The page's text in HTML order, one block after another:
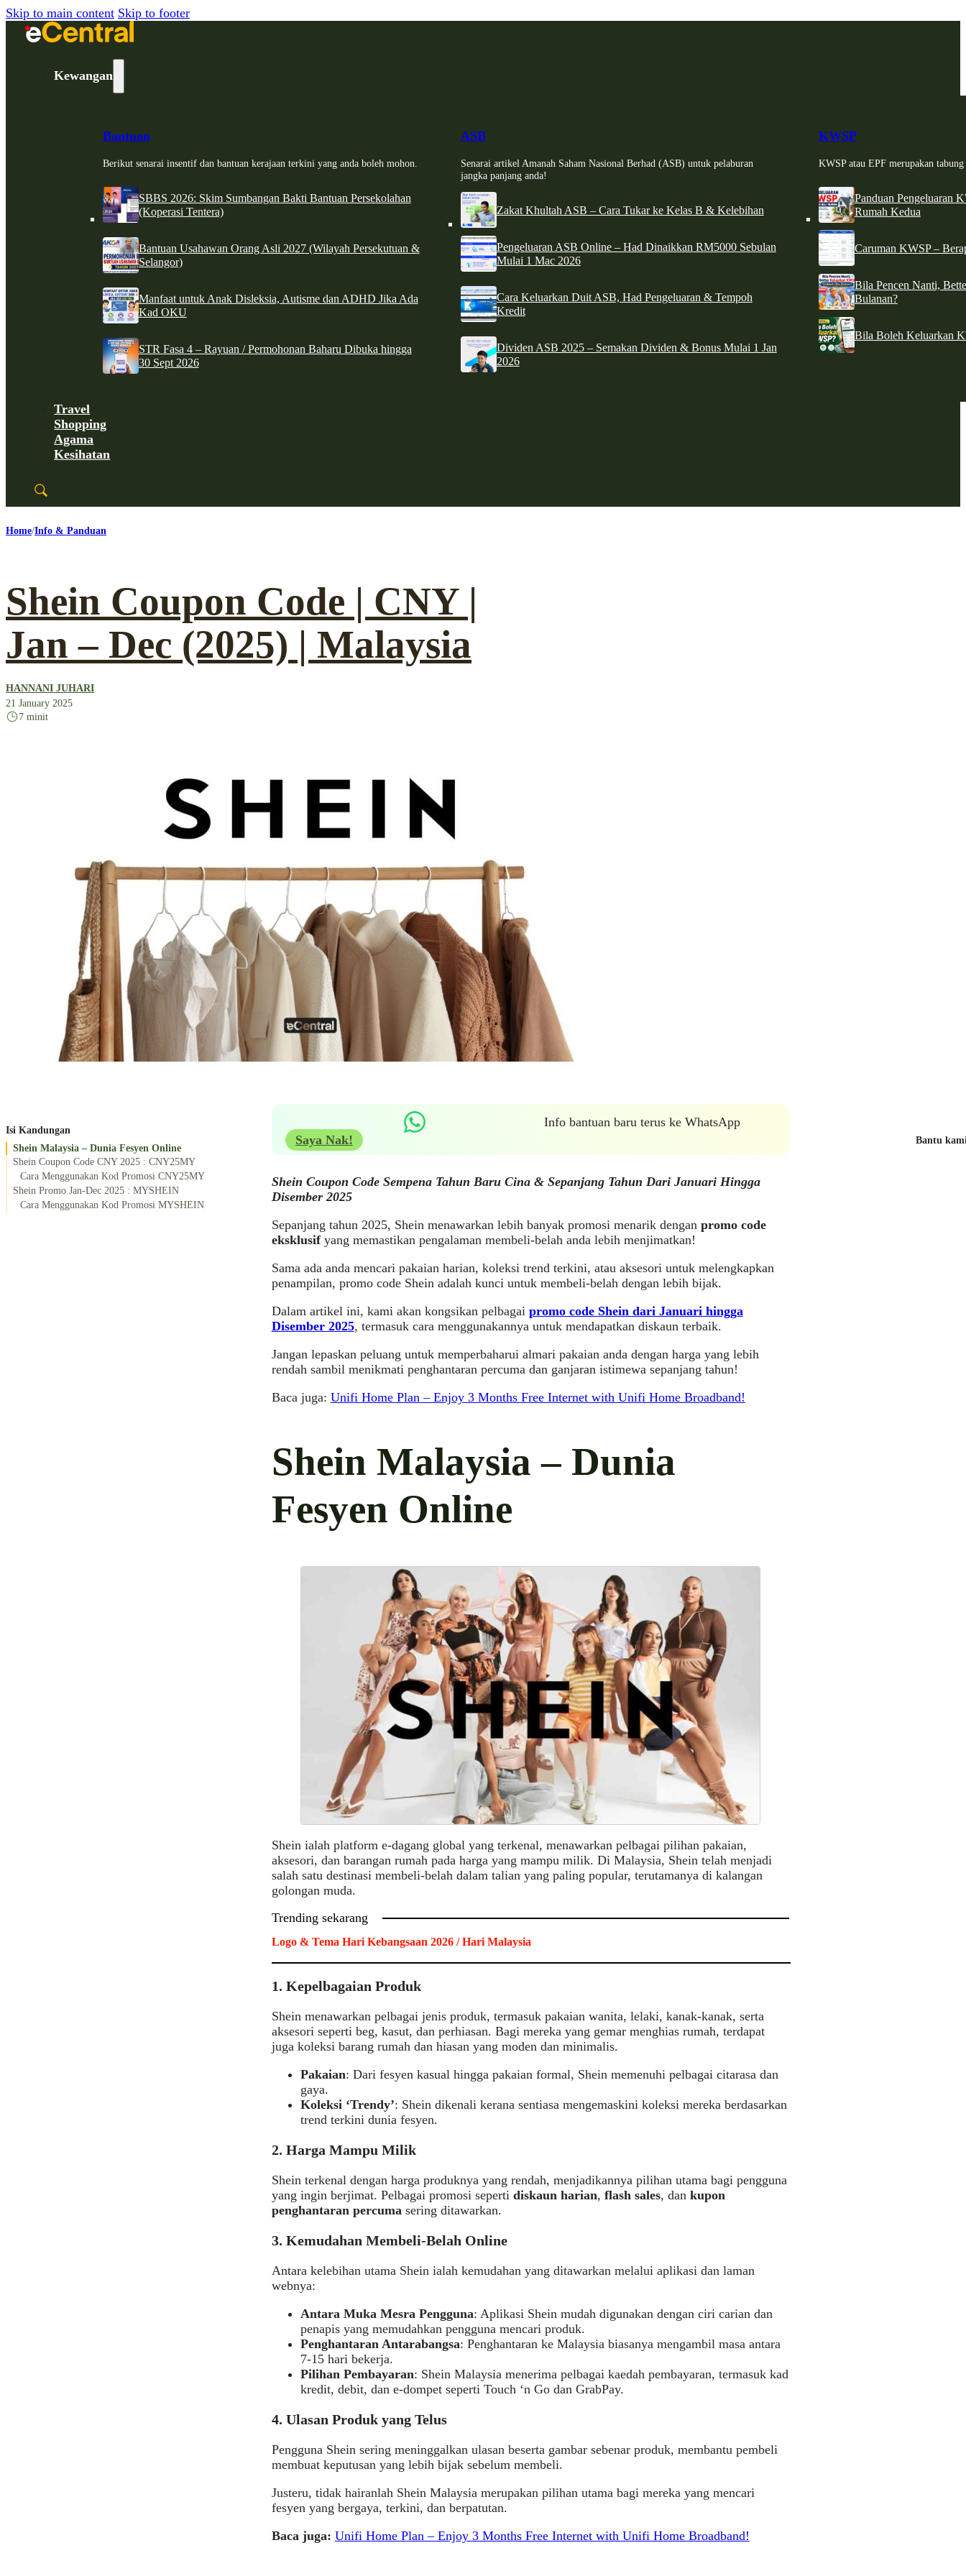
Skip to main content Skip to footer
Kewangan
Bantuan
Berikut senarai insentif dan bantuan kerajaan terkini yang anda boleh mohon.
SBBS 2026: Skim Sumbangan Bakti Bantuan Persekolahan
(Koperasi Tentera)
Bantuan Usahawan Orang Asli 2027 (Wilayah Persekutuan &
Selangor)
Manfaat untuk Anak Disleksia, Autisme dan ADHD Jika Ada
Kad OKU
STR Fasa 4 – Rayuan / Permohonan Baharu Dibuka hingga
30 Sept 2026
ASB
Senarai artikel Amanah Saham Nasional Berhad (ASB) untuk pelaburan
jangka panjang anda!
Zakat Khultah ASB – Cara Tukar ke Kelas B & Kelebihan
Pengeluaran ASB Online – Had Dinaikkan RM5000 Sebulan
Mulai 1 Mac 2026
Cara Keluarkan Duit ASB, Had Pengeluaran & Tempoh
Kredit
Dividen ASB 2025 – Semakan Dividen & Bonus Mulai 1 Jan
2026
KWSP
KWSP atau EPF merupakan
Panduan Pengeluaran
Rumah Kedua
Caruman KWSP –
Bila Pencen Nanti,
Bulanan?
Bila Boleh Keluarkan
Travel
Shopping
Agama
Kesihatan
Home Info & Panduan
Shein Coupon Code | CNY |
Jan – Dec (2025) | Malaysia
HANNANI JUHARI
21 January 2025
7 minit
Isi Kandungan
Shein Malaysia – Dunia Fesyen Online
Shein Coupon Code CNY 2025 : CNY25MY
Cara Menggunakan Kod Promosi CNY25MY
Shein Promo Jan-Dec 2025 : MYSHEIN
Cara Menggunakan Kod Promosi MYSHEIN
Info bantuan baru terus ke WhatsApp
Saya Nak!
Shein Coupon Code Sempena Tahun Baru Cina & Sepanjang Tahun Dari Januari Hingga
Disember 2025
Sepanjang tahun 2025, Shein menawarkan lebih banyak promosi menarik dengan promo code
eksklusifyang memastikan pengalaman membeli-belah anda lebih menjimatkan!
Sama ada anda mencari pakaian harian, koleksi trend terkini, atau aksesori untuk melengkapkan
penampilan, promo code Shein adalah kunci untuk membeli-belah dengan lebih bijak.
Dalam artikel ini, kami akan kongsikan pelbagai promo code Shein dari Januari hingga
Disember 2025, termasuk cara menggunakannya untuk mendapatkan diskaun terbaik.
Jangan lepaskan peluang untuk memperbaharui almari pakaian anda dengan harga yang lebih
rendah sambil menikmati penghantaran percuma dan ganjaran istimewa sepanjang tahun!
Baca juga: Unifi Home Plan – Enjoy 3 Months Free Internet with Unifi Home Broadband!
Shein Malaysia – Dunia
Fesyen Online
Shein ialah platform e-dagang global yang terkenal, menawarkan pelbagai pilihan pakaian,
aksesori, dan barangan rumah pada harga yang mampu milik. Di Malaysia, Shein telah menjadi
salah satu destinasi membeli-belah dalam talian yang paling popular, terutamanya di kalangan
golongan muda.
Trending sekarang
Logo & Tema Hari Kebangsaan 2026 / Hari Malaysia
1. Kepelbagaian Produk
Shein menawarkan pelbagai jenis produk, termasuk pakaian wanita, lelaki, kanak-kanak, serta
aksesori seperti beg, kasut, dan perhiasan. Bagi mereka yang gemar menghias rumah, terdapat
juga koleksi barang rumah dan hiasan yang moden dan minimalis.
Pakaian: Dari fesyen kasual hingga pakaian formal, Shein memenuhi pelbagai citarasa dan
gaya.
Koleksi ‘Trendy’: Shein dikenali kerana sentiasa mengemaskini koleksi mereka berdasarkan
trend terkini dunia fesyen.
2. Harga Mampu Milik
Shein terkenal dengan harga produknya yang rendah, menjadikannya pilihan utama bagi pengguna
yang ingin berjimat. Pelbagai promosi seperti diskaun harian, flash sales, dan kupon
penghantaran percumasering ditawarkan.
3. Kemudahan Membeli-Belah Online
Antara kelebihan utama Shein ialah kemudahan yang ditawarkan melalui aplikasi dan laman
webnya:
Antara Muka Mesra Pengguna: Aplikasi Shein mudah digunakan dengan ciri carian dan
penapis yang memudahkan pengguna mencari produk.
Penghantaran Antarabangsa: Penghantaran ke Malaysia biasanya mengambil masa antara
7-15 hari bekerja.
Pilihan Pembayaran: Shein Malaysia menerima pelbagai kaedah pembayaran, termasuk kad
kredit, debit, dan e-dompet seperti Touch ‘n Go dan GrabPay.
4. Ulasan Produk yang Telus
Pengguna Shein sering meninggalkan ulasan beserta gambar sebenar produk, membantu pembeli
membuat keputusan yang lebih bijak sebelum membeli.
Justeru, tidak hairanlah Shein Malaysia merupakan pilihan utama bagi mereka yang mencari
fesyen yang bergaya, terkini, dan berpatutan.
Baca juga: Unifi Home Plan – Enjoy 3 Months Free Internet with Unifi Home Broadband!
Bantu